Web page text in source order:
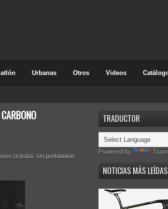
Urbanas Otros Videos
ciclistas. Un portabidón
TRADUCTOR
Powered by
NOTICIAS MÁS LEÍDAS